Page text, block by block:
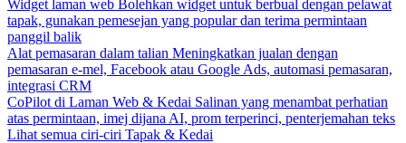
Widget laman web Bolehkan widget untuk berbual dengan pelawat
tapak, gunakan pemesejan yang popular dan terima permintaan
panggil balik
Alat pemasaran dalam talian Meningkatkan jualan dengan
pemasaran e-mel, Facebook atau Google Ads, automasi pemasaran,
integrasi CRM
CoPilot di Laman Web & Kedai Salinan yang menambat perhatian
atas permintaan, imej dijana AI, prom terperinci, penterjemahan teks
Lihat semua ciri-ciri Tapak & Kedai